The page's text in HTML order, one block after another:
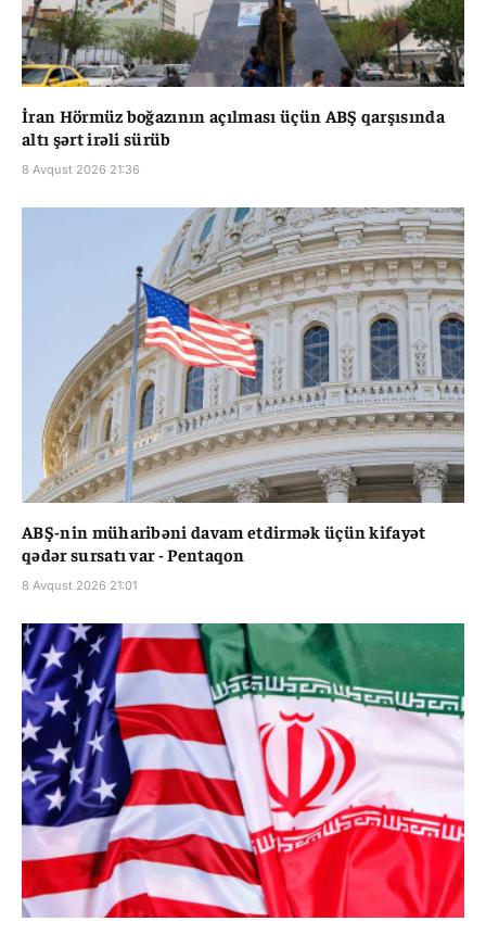
İran Hörmüz boğazının açılması üçün ABŞ qarşısında
altı şərt irəli sürüb
8 Avqust 2026 21:36
ABŞ-nin müharibəni davam etdirmək üçün kifayət
qədər sursatı var - Pentaqon
8 Avqust 2026 21:01